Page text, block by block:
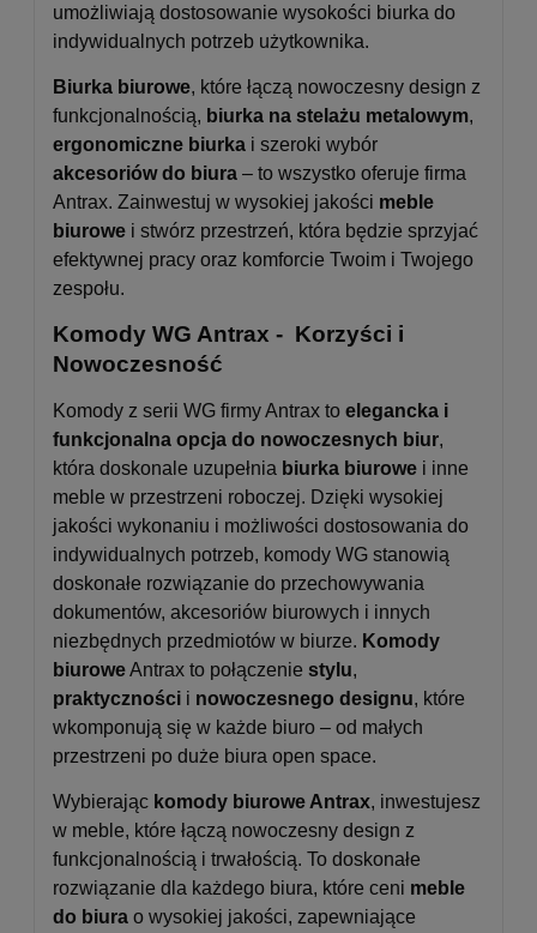
umożliwiają dostosowanie wysokości biurka do
indywidualnych potrzeb użytkownika.
Biurka biurowe, które łączą nowoczesny design z
funkcjonalnością, biurka na stelażu metalowym,
ergonomiczne biurka i szeroki wybór
akcesoriów do biura – to wszystko oferuje firma
Antrax. Zainwestuj w wysokiej jakości meble
biurowe i stwórz przestrzeń, która będzie sprzyjać
efektywnej pracy oraz komforcie Twoim i Twojego
zespołu.
Komody WG Antrax - Korzyści i
Nowoczesność
Komody z serii WG firmy Antrax to elegancka i
funkcjonalna opcja do nowoczesnych biur,
która doskonale uzupełnia biurka biurowe i inne
meble w przestrzeni roboczej. Dzięki wysokiej
jakości wykonaniu i możliwości dostosowania do
indywidualnych potrzeb, komody WG stanowią
doskonałe rozwiązanie do przechowywania
dokumentów, akcesoriów biurowych i innych
niezbędnych przedmiotów w biurze. Komody
biuroweAntrax to połączenie stylu,
praktyczności i nowoczesnego designu, które
wkomponują się w każde biuro – od małych
przestrzeni po duże biura open space.
Wybierając komody biurowe Antrax, inwestujesz
w meble, które łączą nowoczesny design z
funkcjonalnością i trwałością. To doskonałe
rozwiązanie dla każdego biura, które ceni meble
do biura o wysokiej jakości, zapewniające